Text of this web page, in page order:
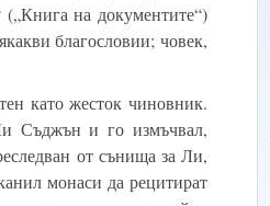
на документите“)
благословии; човек,
като жесток чиновник.
Съджън и го измъчвал,
от сънища за Ли,
монаси да рецитират